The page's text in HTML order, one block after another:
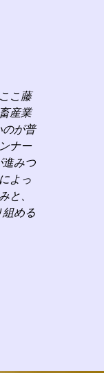
こ藤
産業
のが普
ナー
進みつ
よっ
と、
める